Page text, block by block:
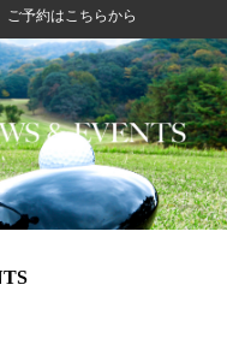
ご予約はこちらから